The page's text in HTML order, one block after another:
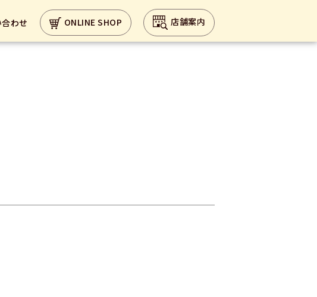
わせ ONLINE SHOP 店舗案内